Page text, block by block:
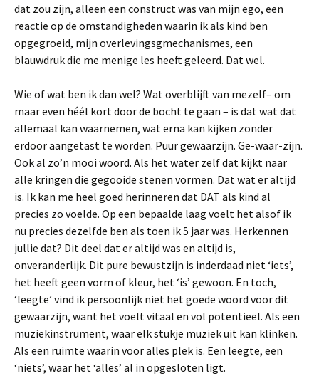
dat zou zijn, alleen een construct was van mijn ego, een
reactie op de omstandigheden waarin ik als kind ben
opgegroeid, mijn overlevingsgmechanismes, een
blauwdruk die me menige les heeft geleerd. Dat wel.
Wie of wat ben ik dan wel? Wat overblijft van mezelf– om
maar even héél kort door de bocht te gaan – is dat wat dat
allemaal kan waarnemen, wat erna kan kijken zonder
erdoor aangetast te worden. Puur gewaarzijn. Ge-waar-zijn.
Ook al zo’n mooi woord. Als het water zelf dat kijkt naar
alle kringen die gegooide stenen vormen. Dat wat er altijd
is. Ik kan me heel goed herinneren dat DAT als kind al
precies zo voelde. Op een bepaalde laag voelt het alsof ik
nu precies dezelfde ben als toen ik 5 jaar was. Herkennen
jullie dat? Dit deel dat er altijd was en altijd is,
onveranderlijk. Dit pure bewustzijn is inderdaad niet ‘iets’,
het heeft geen vorm of kleur, het ‘is’ gewoon. En toch,
‘leegte’ vind ik persoonlijk niet het goede woord voor dit
gewaarzijn, want het voelt vitaal en vol potentieël. Als een
muziekinstrument, waar elk stukje muziek uit kan klinken.
Als een ruimte waarin voor alles plek is. Een leegte, een
‘niets’, waar het ‘alles’ al in opgesloten ligt.